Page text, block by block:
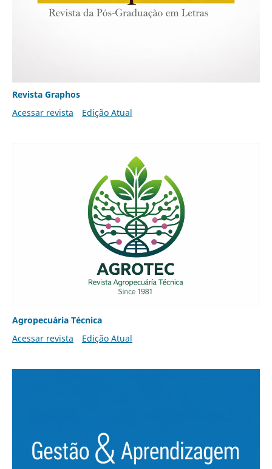
Revista Graphos
Acessar revista
Edição Atual
Agropecuária Técnica
Acessar revista
Edição Atual